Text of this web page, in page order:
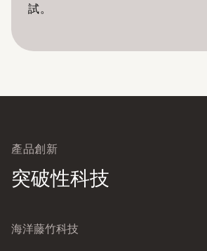
試。
產品創新
突破性科技
海洋藤竹科技